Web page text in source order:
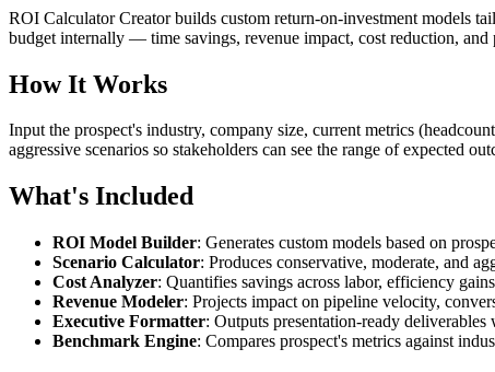
ROI Calculator Creator builds custom return-on-investment models
budget internally — time savings, revenue impact, cost reduction,
How It Works
Input the prospect's industry, company size, current metrics
aggressive scenarios so stakeholders can see the range of expected
What's Included
ROI Model Builder: Generates custom models based on
Scenario Calculator: Produces conservative, moderate, and
Cost Analyzer: Quantifies savings across labor, efficiency
Revenue Modeler: Projects impact on pipeline velocity,
Executive Formatter: Outputs presentation-ready
Benchmark Engine: Compares prospect's metrics against